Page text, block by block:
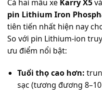
Cả hai mẫu xe Karry X5và
pin Lithium Iron
tiên tiến nhất hiện nay
So với pin Lithium-ion
ưu điểm nổi bật:
Tuổi thọ cao hơn:
sạc (tương đương